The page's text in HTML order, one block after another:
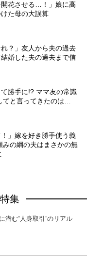
開花させる…！」娘に高
た母の大誤算
？」友人から夫の過去
婚した夫の過去まで信
て勝手に!? ママ友の常識
と言ってきたのは…
」嫁を好き勝手使う義
みの綱の夫はまさかの無
…
集
潜む“人身取引”のリアル